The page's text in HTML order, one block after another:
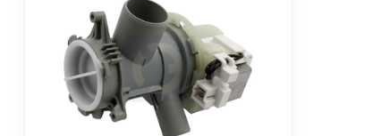
HTV8736XSHT1 7162545700
HTV8744X00 7162542500
HTV8744X001 7161548900